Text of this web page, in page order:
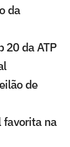
da
20 da ATP
de
favorita na